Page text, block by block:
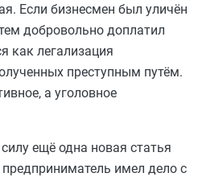
Если бизнесмен был уличён
добровольно доплатил
как легализация
преступным путём.
а уголовное
ещё одна новая статья
имел дело с